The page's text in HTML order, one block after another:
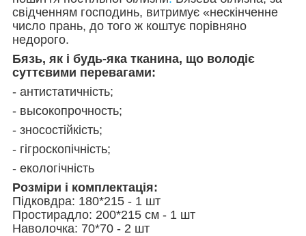
свідченням господинь, витримує «нескінченне
число прань, до того ж коштує порівняно
недорого.
Бязь, як і будь-яка тканина, що володіє
суттєвими перевагами:
- антистатичність;
- высокопрочность;
- зносостійкість;
- гігроскопічність;
- екологічність
Розміри і комплектація:
Підковдра: 180*215 - 1 шт
Простирадло: 200*215 см - 1 шт
Наволочка: 70*70 - 2 шт